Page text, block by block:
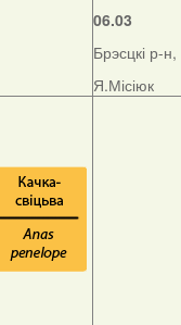
06.03
Брэсцкі р-н,
Я.Місіюк